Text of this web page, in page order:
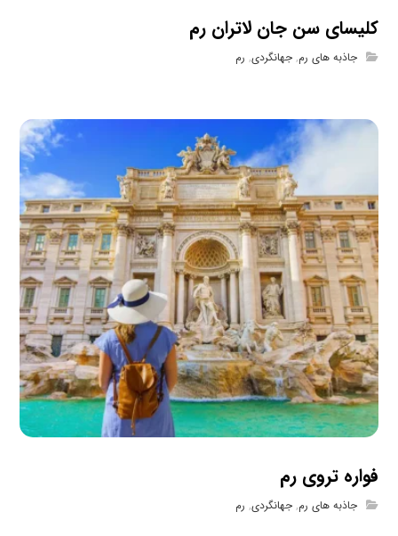
کلیسای سن جان لاتران رم
جاذبه های رم,جهانگردی, رم
فواره تروی رم
جاذبه های رم,جهانگردی, رم